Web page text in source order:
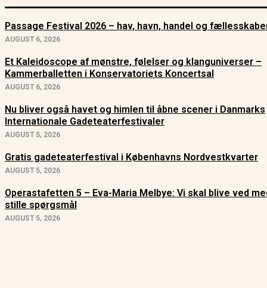
Passage Festival 2026 – hav, havn, handel og
AUGUST 6, 2026
Et Kaleidoscope af mønstre, følelser og klanguniverser –
Kammerballetten i Konservatoriets Koncertsal
AUGUST 6, 2026
Nu bliver også havet og himlen til åbne scener i Danmarks
Internationale Gadeteaterfestivaler
AUGUST 5, 2026
Gratis gadeteaterfestival i Københavns Nordvestkvarter
AUGUST 5, 2026
Operastafetten 5 – Eva-Maria Melbye: Vi skal blive ved
stille spørgsmål
AUGUST 5, 2026